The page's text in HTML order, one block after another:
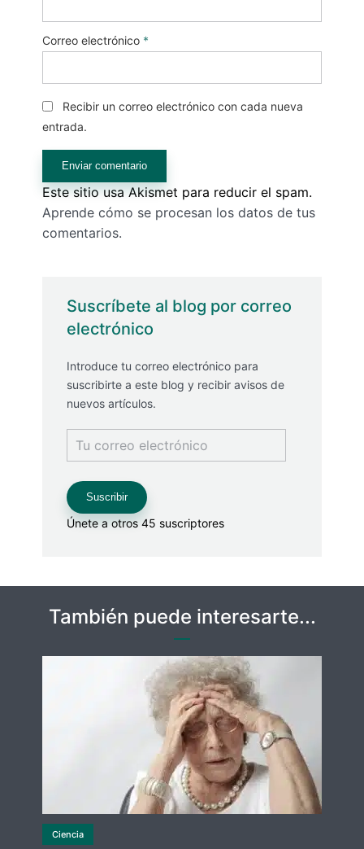
Suscríbete al blog por correo
electrónico
Introduce tu correo electrónico para
suscribirte a este blog y recibir avisos de
nuevos artículos.
Tu
correo
electrónico
Suscribir
Únete a otros 45 suscriptores
Correo electrónico *
Recibir un correo electrónico con cada nueva
entrada.
Este sitio usa Akismet para reducir el spam.
Aprende cómo se procesan los datos de tus
comentarios.
También puede interesarte...
Ciencia